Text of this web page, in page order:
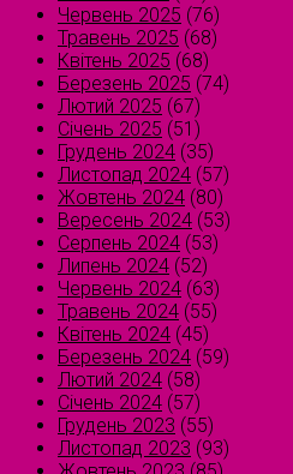
Червень 2025 (76)
Травень 2025 (68)
Квітень 2025 (68)
Березень 2025 (74)
Лютий 2025 (67)
Січень 2025 (51)
Грудень 2024 (35)
Листопад 2024 (57)
Жовтень 2024 (80)
Вересень 2024 (53)
Серпень 2024 (53)
Липень 2024 (52)
Червень 2024 (63)
Травень 2024 (55)
Квітень 2024 (45)
Березень 2024 (59)
Лютий 2024 (58)
Січень 2024 (57)
Грудень 2023 (55)
Листопад 2023 (93)